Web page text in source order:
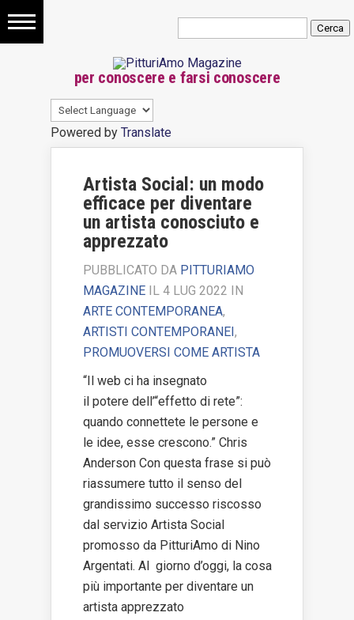
Storia
dell’arte
Quadri
Famosi
contemporanea
per conoscere e farsi conoscere
Powered by Translate
Artista Social: un modo
efficace per diventare
un artista conosciuto e
apprezzato
PUBBLICATO DA PITTURIAMO
MAGAZINE IL 4 LUG 2022 IN
ARTE CONTEMPORANEA,
ARTISTI CONTEMPORANEI ,
PROMUOVERSI COME ARTISTA
“Il web ci ha insegnato
il potere dell’“effetto di rete”:
quando connettete le persone e
le idee, esse crescono.” Chris
Anderson Con questa frase si può
riassumere tutto il senso del
grandissimo successo riscosso
dal servizio Artista Social
promosso da PitturiAmo di Nino
Argentati. Al giorno d’oggi, la cosa
più importante per diventare un
artista apprezzato